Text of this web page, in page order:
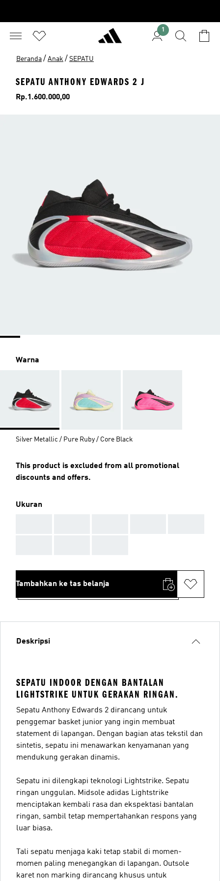
1
Beranda / Anak / SEPATU
SEPATU ANTHONY EDWARDS 2 J
Harga
Rp.1.600.000,00
Warna
Silver Metallic / Pure Ruby / Core Black
This product is excluded from all promotional
discounts and offers.
Ukuran
Tambahkan ke tas belanja
Deskripsi
SEPATU INDOOR DENGAN BANTALAN
LIGHTSTRIKE UNTUK GERAKAN RINGAN.
Sepatu Anthony Edwards 2 dirancang untuk
penggemar basket junior yang ingin membuat
statement di lapangan. Dengan bagian atas tekstil dan
sintetis, sepatu ini menawarkan kenyamanan yang
mendukung gerakan dinamis.
Sepatu ini dilengkapi teknologi Lightstrike. Sepatu
ringan unggulan. Midsole adidas Lightstrike
menciptakan kembali rasa dan ekspektasi bantalan
ringan, sambil tetap mempertahankan respons yang
luar biasa.
Tali sepatu menjaga kaki tetap stabil di momen-
momen paling menegangkan di lapangan. Outsole
karet non marking dirancang khusus untuk